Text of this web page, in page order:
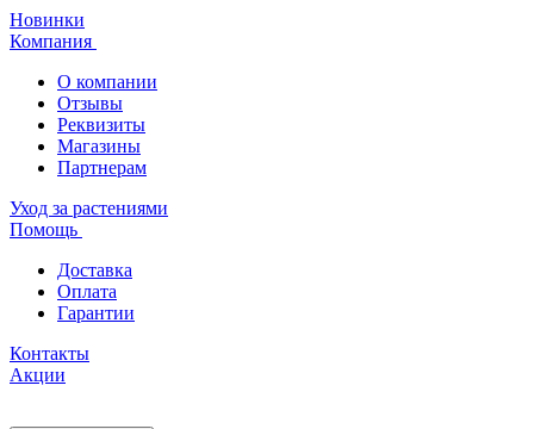
Новинки
Компания
О компании
Отзывы
Реквизиты
Магазины
Партнерам
Уход за растениями
Помощь
Доставка
Оплата
Гарантии
Контакты
Акции